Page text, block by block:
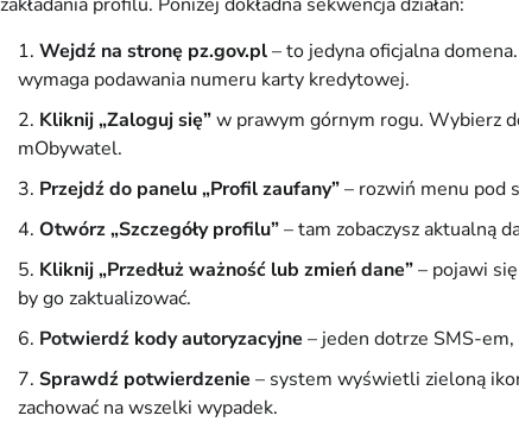
Wejdź na stronę pz.gov.pl– to jedyna oficjalna
wymaga podawania numeru karty kredytowej.
Kliknij „Zaloguj się”w prawym górnym rogu. Wybierz
mObywatel.
Przejdź do panelu „Profil zaufany”– rozwiń menu pod
Otwórz „Szczegóły profilu”– tam zobaczysz aktualną
Kliknij „Przedłuż ważność lub zmień dane”– pojawi
by go zaktualizować.
Potwierdź kody autoryzacyjne – jeden dotrze SMS-
Sprawdź potwierdzenie – system wyświetli zieloną
zachować na wszelki wypadek.